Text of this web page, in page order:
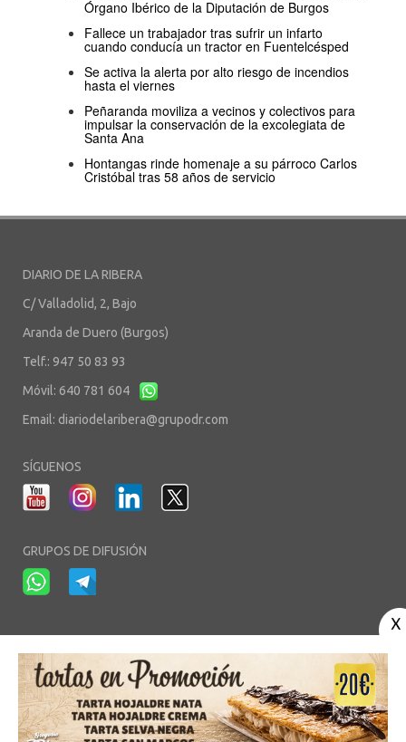
Órgano Ibérico de la Diputación de Burgos
Fallece un trabajador tras sufrir un infarto
cuando conducía un tractor en Fuentelcésped
Se activa la alerta por alto riesgo de incendios
hasta el viernes
Peñaranda moviliza a vecinos y colectivos para
impulsar la conservación de la excolegiata de
Santa Ana
Hontangas rinde homenaje a su párroco Carlos
Cristóbal tras 58 años de servicio
DIARIO DE LA RIBERA
C/ Valladolid, 2, Bajo
Aranda de Duero (Burgos)
Telf.: 947 50 83 93
Móvil: 640 781 604
Email: diariodelaribera@grupodr.com
SÍGUENOS
GRUPOS DE DIFUSIÓN
Aviso Legal-Política de Privacidad-Política de Cookies-Área privada